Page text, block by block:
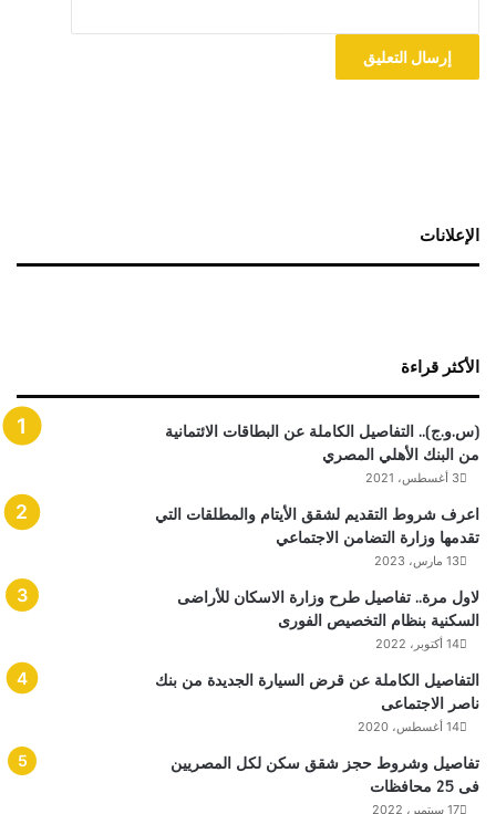
الإعلانات
الأكثر قراءة
(س.و.ج).. التفاصيل الكاملة عن البطاقات الائتمانية
من البنك الأهلي المصري
3 أغسطس، 2021
اعرف شروط التقديم لشقق الأيتام والمطلقات التي
تقدمها وزارة التضامن الاجتماعي
13 مارس، 2023
لاول مرة.. تفاصيل طرح وزارة الاسكان للأراضى
السكنية بنظام التخصيص الفورى
14 أكتوبر، 2022
التفاصيل الكاملة عن قرض السيارة الجديدة من بنك
ناصر الاجتماعى
14 أغسطس، 2020
تفاصيل وشروط حجز شقق سكن لكل المصريين
فى 25 محافظات
17 سبتمبر، 2022